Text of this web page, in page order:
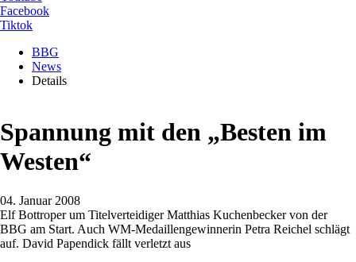
Facebook
Tiktok
BBG
News
Details
Spannung mit den „Besten im
Westen“
04. Januar 2008
Elf Bottroper um Titelverteidiger Matthias Kuchenbecker von der
BBG am Start. Auch WM-Medaillengewinnerin Petra Reichel schlägt
auf. David Papendick fällt verletzt aus